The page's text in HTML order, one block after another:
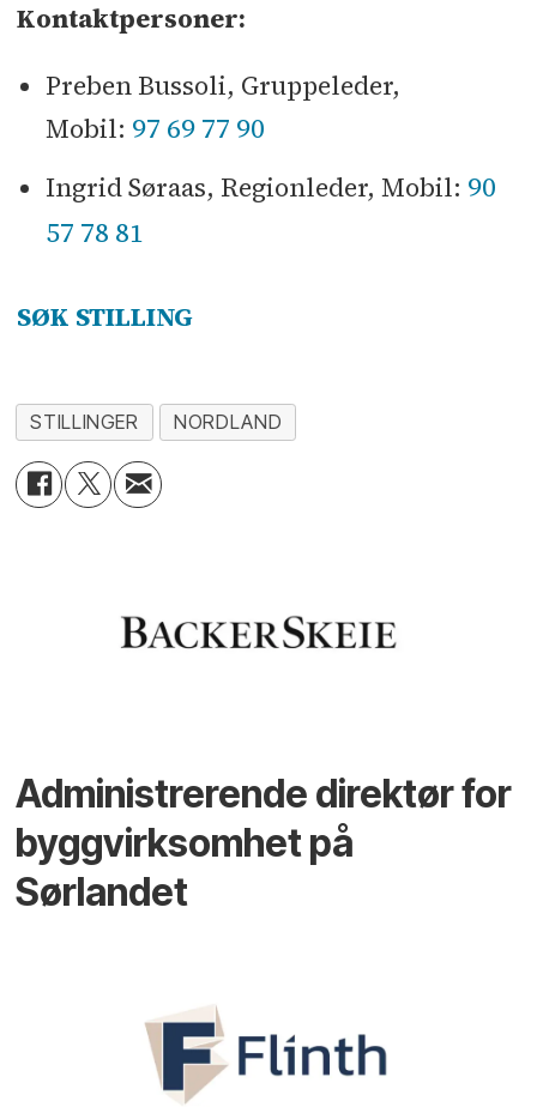
Kontaktpersoner:
Preben Bussoli, Gruppeleder,
Mobil: 97 69 77 90
Ingrid Søraas, Regionleder, Mobil: 90
57 78 81
SØK STILLING
STILLINGER NORDLAND
Administrerende direktør for
byggvirksomhet på
Sørlandet